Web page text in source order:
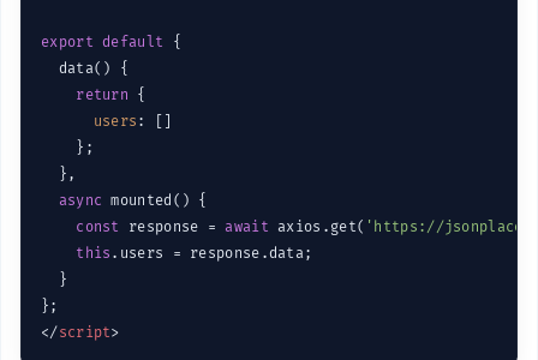
export default {
  data() {
return {
users : []
    };
  },
async mounted() {
const
response = await axios.get( 'https://
this .users = response.data;
  }
</script>